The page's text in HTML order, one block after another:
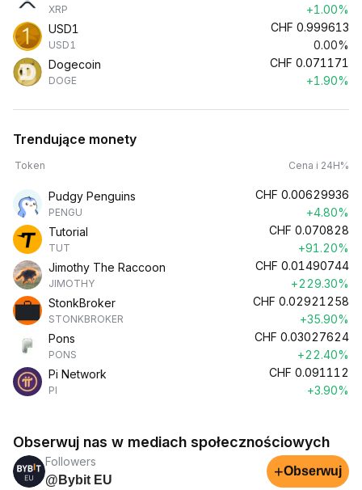
XRP
+1.00%
USD1
USD1
CHF 0.999613
0.00%
Dogecoin
DOGE
CHF 0.071171
+1.90%
Trendujące monety
Token Cena i 24H%
Pudgy Penguins
PENGU
CHF 0.00629936
+4.80%
Tutorial
TUT
CHF 0.070828
+91.20%
Jimothy The Raccoon
JIMOTHY
CHF 0.01490744
+229.30%
StonkBroker
STONKBROKER
CHF 0.02921258
+35.90%
Pons
PONS
CHF 0.03027624
+22.40%
Pi Network
PI
CHF 0.091112
+3.90%
Obserwuj nas w mediach społecznościowych
Followers
@Bybit EU
+Obserwuj